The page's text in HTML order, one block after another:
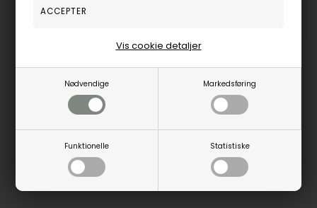
Nødvendige Markedsføring
Funktionelle Statistiske
Vis cookie detaljer
POPULÆRE BRANDS